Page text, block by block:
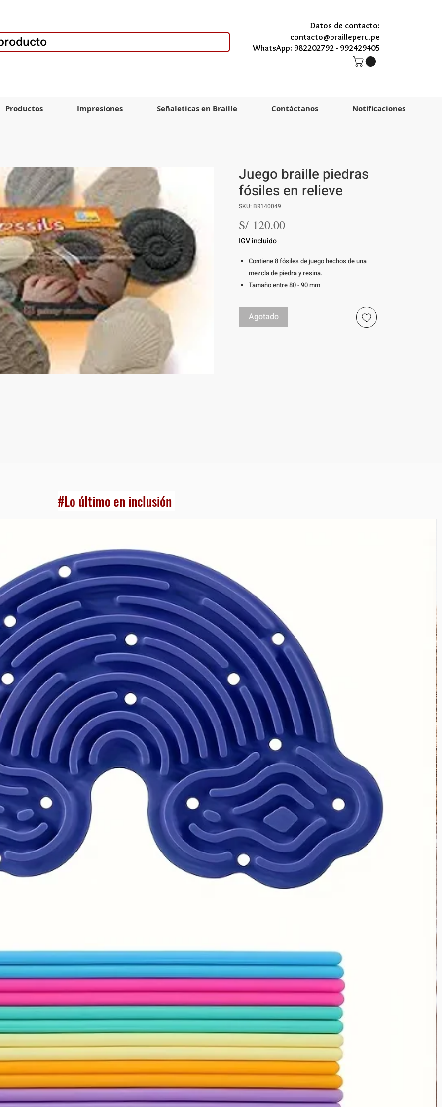
Datos de contacto:
contacto@brailleperu.pe
WhatsApp: 982202792 - 992429405
Productos Impresiones Señaleticas en Braille Contáctanos Notificaciones
Juego braille piedras
fósiles en relieve
SKU: BR140049
S/ 120.00Precio
IGV incluido
Contiene 8 fósiles de juego hechos de una
mezcla de piedra y resina.
Tamaño entre 80 - 90 mm
Agotado
#Lo último en inclusión